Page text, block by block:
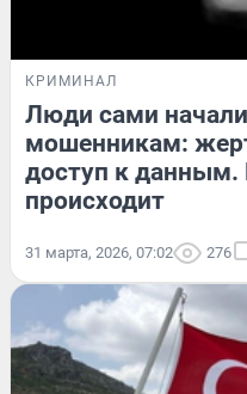
КРИМИНАЛ
Люди сами
мошенникам:
доступ к данным.
происходит
31 марта, 2026, 07:02 276